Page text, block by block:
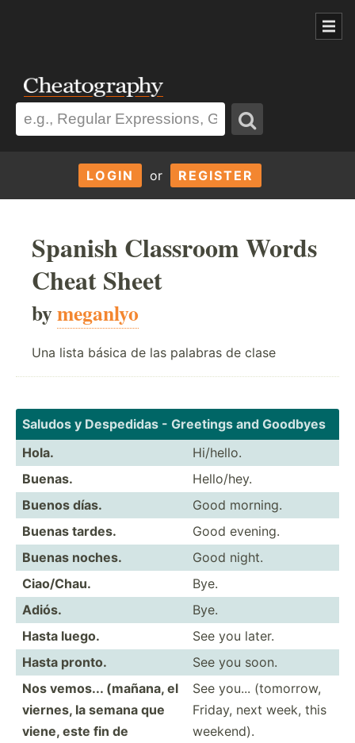
LOGIN or REGISTER
Spanish Classroom Words
Cheat Sheet
bymeganlyo
Una lista básica de las palabras de clase
Saludos y Desped­idas - Greetings and Goodbyes
Hola.
Hi/hello.
Buenas.
Hello/hey.
Buenos días.
Good morning.
Buenas tardes.
Good evening.
Buenas noches.
Good night.
Ciao/Chau.
Bye.
Adiós.
Bye.
Hasta luego.
See you later.
Hasta pronto.
See you soon.
Nos vemos... (mañana, el
viernes, la semana que
viene, este fin de
See you... (tomorrow,
Friday, next week, this
weekend).